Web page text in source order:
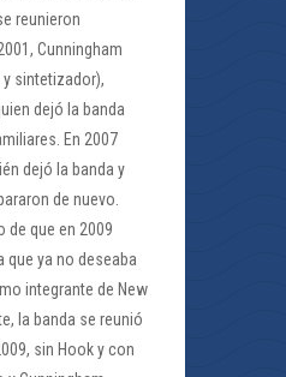
reunieron
Cunningham
sintetizador),
dejó la banda
En 2007
dejó la banda y
de nuevo.
de que en 2009
que ya no deseaba
integrante de New
la banda se reunió
sin Hook y con